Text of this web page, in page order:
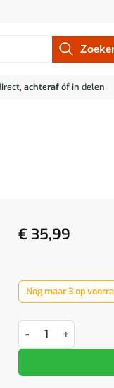
achterafóf in delen
€ 35,99
Nog maar 3 op
Bijzettafel Grijs